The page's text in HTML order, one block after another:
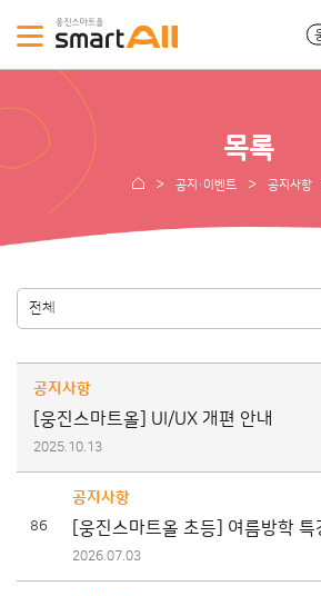
목록
공지·이벤트 공지사항
공지사항
[웅진스마트올] UI/UX 개편 안내
2025.10.13
86
공지사항
[웅진스마트올 초등] 여름방학 특
2026.07.03